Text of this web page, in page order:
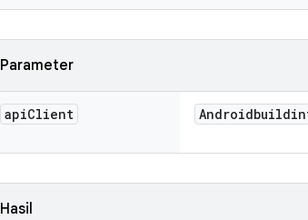
Parameter
apiClient
Hasil